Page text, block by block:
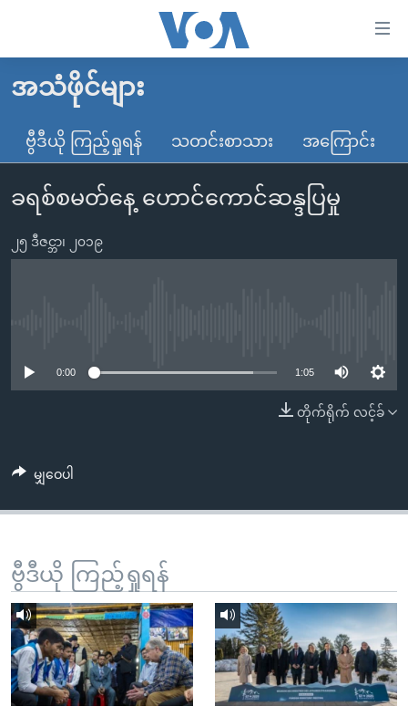
လွယ်ကူ
သည့်
များ
ပင်မ
ပင်မ
စာမျက်နှာ
ကျော်
ရန်
ရှာဖွေ
ရန်
နေရာ
သို့
ကျော်
မူလစာမျက်နှာ
မြန်မာ
ကမ္ဘာ့သတင်းများ
နိုင်ငံတကာ
တရုတ်
ဗွီဒီယို
ရပ်ဝန်းတခု လမ်းတခု အလွန်
ရုပ်ရှင်ထဲက အင်္ဂလိပ်စာ
တီဗွီ
ရေဒီယို/တီဗွီအစီအစဉ်
ဗွီအိုအေ လူမှုကွန်ယက်များ
ဘာသာစကားများ
အသံဖိုင်များ
ဗွီဒီယို ကြည့်ရှုရန် သတင်းစာသား အကြောင်း
ခရစ်စမတ်နေ့ ဟောင်ကောင်ဆန္ဒပြမှု
၂၅ ဒီဇင္ဘာ၊ ၂၀၁၉
0:00 1:05
တိုက်ရိုက် လင့်ခ်
မျှဝေပါ
ဗွီဒီယို ကြည့်ရှုရန်